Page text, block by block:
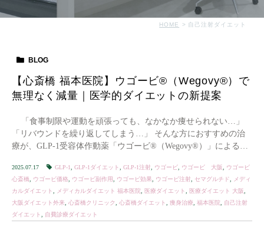
HOME 自己注射ダイエット
BLOG
【心斎橋 福本医院】ウゴービ®（Wegovy®）で
無理なく減量｜医学的ダイエットの新提案
「食事制限や運動を頑張っても、なかなか痩せられない…」
「リバウンドを繰り返してしまう…」 そんな方におすすめの治
療が、GLP-1受容体作動薬「ウゴービ®（Wegovy®）」による医
2025.07.17 GLP-1 GLP-1ダイエット GLP-1注射 ウゴービ ウゴービ 大阪
ウゴービ
心斎橋
ウゴービ価格 ウゴービ副作用 ウゴービ効果 ウゴービ注射 セマグルチド
メディ
カルダイエット
メディカルダイエット 福本医院 医療ダイエット 医療ダイエット 大阪
大阪ダイエット外来 心斎橋クリニック 心斎橋ダイエット 痩身治療 福本医院
自己注射
ダイエット
自費診療ダイエット